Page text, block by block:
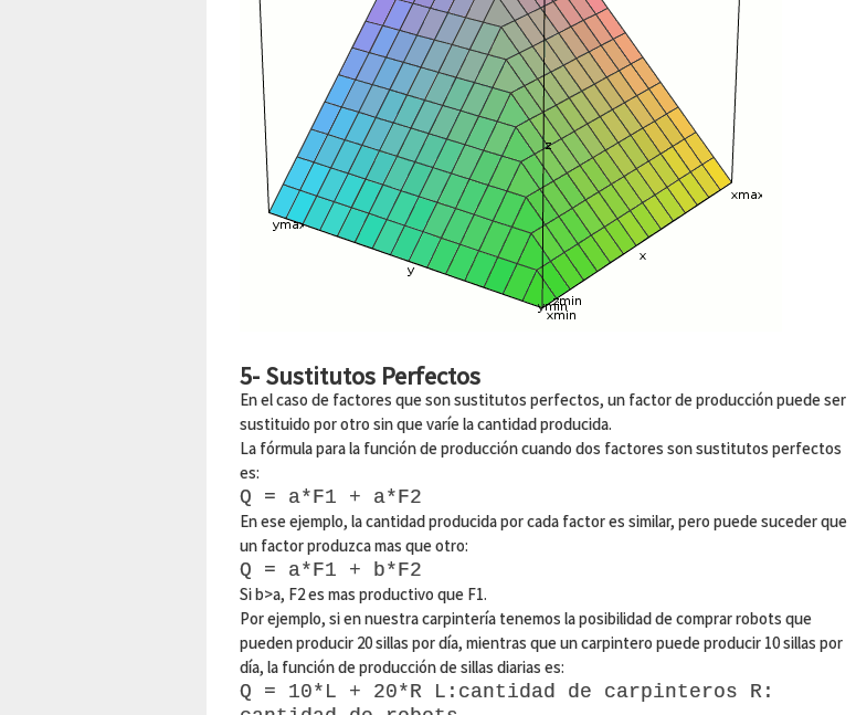
5- Sustitutos Perfectos
En el caso de factores que son sustitutos perfectos, un factor de producción puede ser
sustituido por otro sin que varíe la cantidad producida.
La fórmula para la función de producción cuando dos factores son sustitutos perfectos
es:
Q = a*F1 + a*F2
En ese ejemplo, la cantidad producida por cada factor es similar, pero puede suceder que
un factor produzca mas que otro:
Q = a*F1 + b*F2
Si b>a, F2 es mas productivo que F1.
Por ejemplo, si en nuestra carpintería tenemos la posibilidad de comprar robots que
pueden producir 20 sillas por día, mientras que un carpintero puede producir 10 sillas por
día, la función de producción de sillas diarias es:
Q = 10*L + 20*R L:cantidad de carpinteros R: